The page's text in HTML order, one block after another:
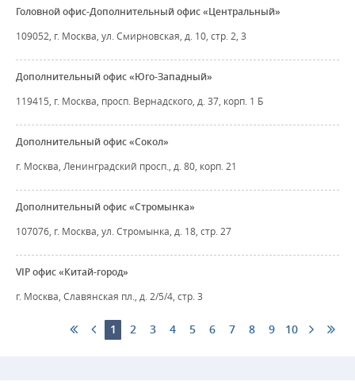
Головной офис-Дополнительный офис «Центральный»
109052, г. Москва, ул. Смирновская, д. 10, стр. 2, 3
Дополнительный офис «Юго-Западный»
119415, г. Москва, просп. Вернадского, д. 37, корп. 1 Б
Дополнительный офис «Сокол»
г. Москва, Ленинградский просп., д. 80, корп. 21
Дополнительный офис «Стромынка»
107076, г. Москва, ул. Стромынка, д. 18, стр. 27
VIP офис «Китай-город»
г. Москва, Славянская пл., д. 2/5/4, стр. 3
1 2 3 4 5 6 7 8 9 10